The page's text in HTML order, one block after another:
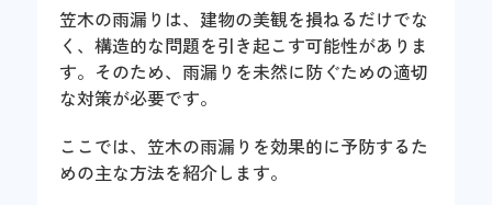
笠木の雨漏りは、建物の美観を損ねるだけでな
く、構造的な問題を引き起こす可能性がありま
す。そのため、雨漏りを未然に防ぐための適切
な対策が必要です。
ここでは、笠木の雨漏りを効果的に予防するた
めの主な方法を紹介します。